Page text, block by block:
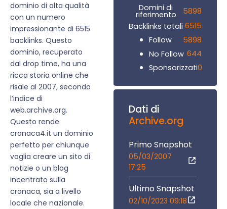
dominio di alta qualità
con un numero
impressionante di 6515
backlinks. Questo
dominio, recuperato
dal drop time, ha una
ricca storia online che
risale al 2007, secondo
l’indice di
web.archive.org.
Questo rende
cronaca4.it un dominio
perfetto per chiunque
voglia creare un sito di
notizie o un blog
incentrato sulla
cronaca, sia a livello
locale che nazionale.
Domini di
riferimento
5898
Backlinks totali 6515
Follow
5898
No Follow 644
Sponsorizzati0
Dati di
Archive.org
Primo Snapshot
05/03/2007
17:25
Ultimo Snapshot
02/10/2023 09:18